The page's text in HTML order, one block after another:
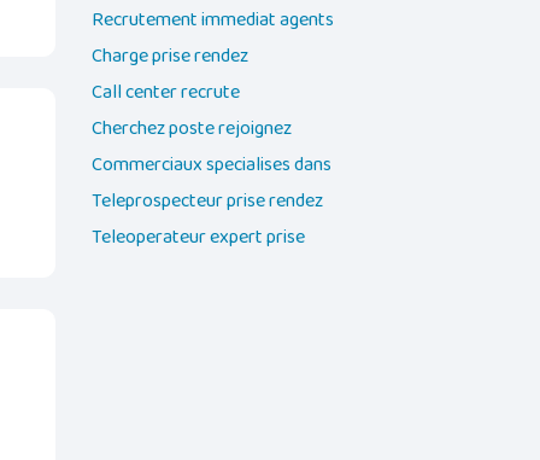
Recrutement immediat agents
Charge prise rendez
Call center recrute
Cherchez poste rejoignez
Commerciaux specialises dans
Teleprospecteur prise rendez
Teleoperateur expert prise